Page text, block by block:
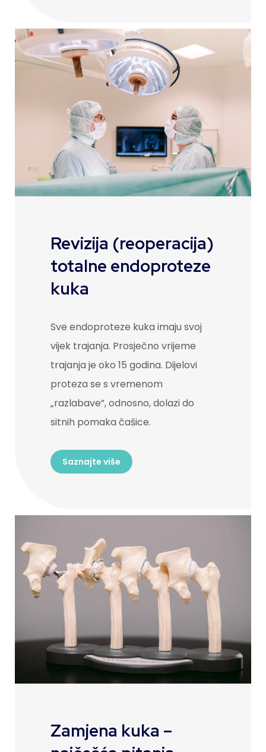
Revizija (reoperacija)
totalne endoproteze
kuka
Sve endoproteze kuka imaju svoj
vijek trajanja. Prosječno vrijeme
trajanja je oko 15 godina. Dijelovi
proteza se s vremenom
„razlabave”, odnosno, dolazi do
sitnih pomaka čašice.
Saznajte više
Zamjena kuka –